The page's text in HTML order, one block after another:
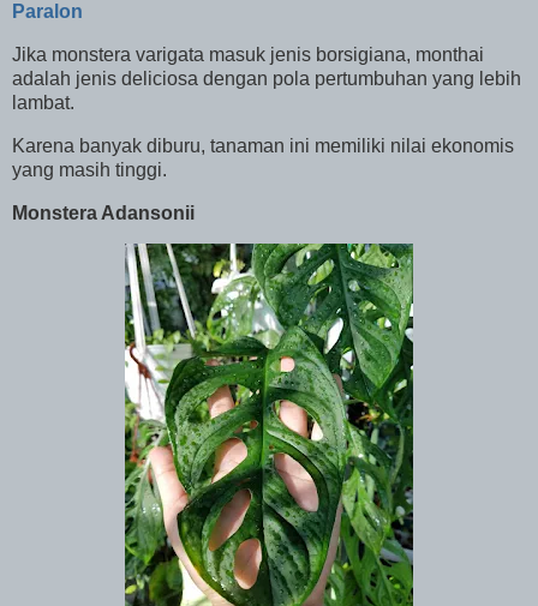
Paralon
Jika monstera varigata masuk jenis borsigiana, monthai
adalah jenis deliciosa dengan pola pertumbuhan yang lebih
lambat.
Karena banyak diburu, tanaman ini memiliki nilai ekonomis
yang masih tinggi.
Monstera Adansonii